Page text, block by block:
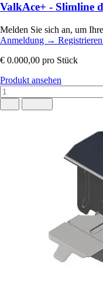
ValkAce+ - Slimline
Melden Sie sich an, um
Anmeldung →
€ 0.000,00 pro Stück
Produkt ansehen